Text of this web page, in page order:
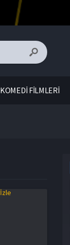
KOMEDİ FİLMLERİ